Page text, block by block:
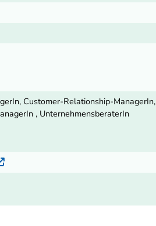
Customer-Relationship-ManagerIn,
, UnternehmensberaterIn
Externer Link